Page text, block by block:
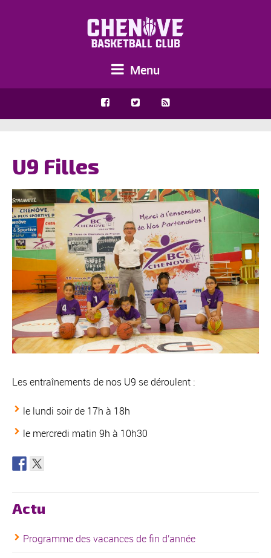
Menu
U9 Filles
Les entraînements de nos U9 se déroulent :
le lundi soir de 17h à 18h
le mercredi matin 9h à 10h30
Actu
Programme des vacances de fin d'année